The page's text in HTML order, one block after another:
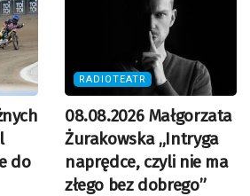
do
RADIOTEATR
08.08.2026 Małgorzata
Żurakowska „Intryga
naprędce, czyli nie ma
złego bez dobrego”